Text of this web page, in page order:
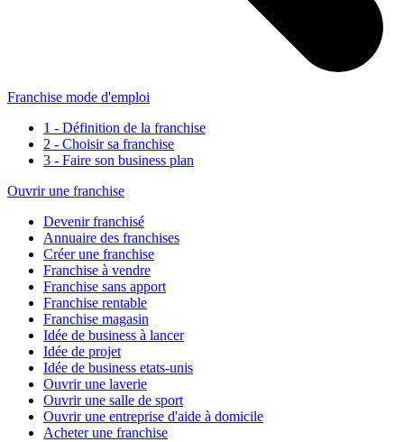
Franchise mode d'emploi
1 - Définition de la franchise
2 - Choisir sa franchise
3 - Faire son business plan
Ouvrir une franchise
Devenir franchisé
Annuaire des franchises
Créer une franchise
Franchise à vendre
Franchise sans apport
Franchise rentable
Franchise magasin
Idée de business à lancer
Idée de projet
Idée de business etats-unis
Ouvrir une laverie
Ouvrir une salle de sport
Ouvrir une entreprise d'aide à domicile
Acheter une franchise